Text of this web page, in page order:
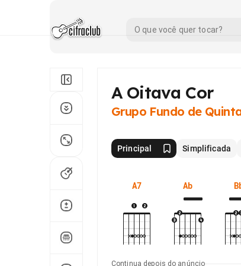
A Oitava Cor
Grupo Fundo de
Principal Simplificada
A7 Ab
Continua depois do anúncio